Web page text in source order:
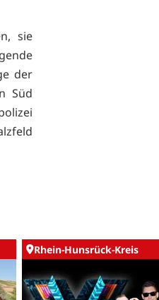
sie
der
Süd
Rhein-Hunsrück-Kreis